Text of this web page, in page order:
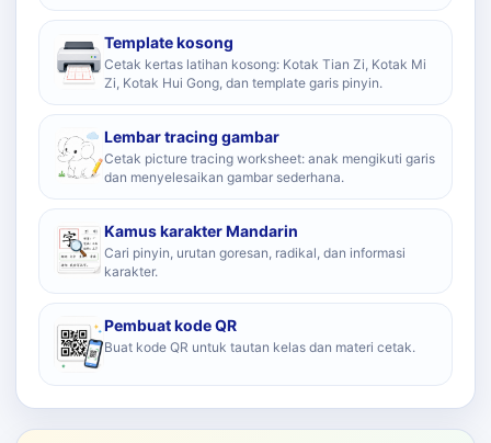
Template kosong
Cetak kertas latihan kosong: Kotak Tian Zi, Kotak Mi
Zi, Kotak Hui Gong, dan template garis pinyin.
Lembar tracing gambar
Cetak picture tracing worksheet: anak mengikuti garis
dan menyelesaikan gambar sederhana.
Kamus karakter Mandarin
Cari pinyin, urutan goresan, radikal, dan informasi
karakter.
Pembuat kode QR
Buat kode QR untuk tautan kelas dan materi cetak.